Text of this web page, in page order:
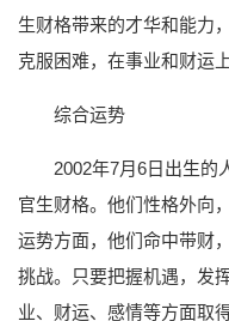
生财格带来的才华和能力
克服困难，在事业和财运
综合运势
2002年7月6日出生的
官生财格。他们性格外向
运势方面，他们命中带财
挑战。只要把握机遇，发
业、财运、感情等方面取